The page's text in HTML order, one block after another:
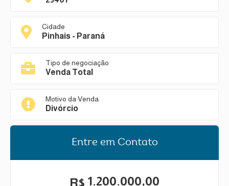
Cidade
Pinhais - Paraná
Tipo de negociação
Venda Total
Motivo da Venda
Divórcio
Entre em Contato
R$ 1.200.000,00